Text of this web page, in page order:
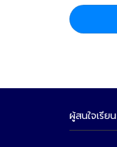
ผู้สนใจเรียน